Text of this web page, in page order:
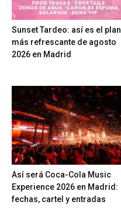
Sunset Tardeo: así es el plan
más refrescante de agosto
2026 en Madrid
Así será Coca-Cola Music
Experience 2026 en Madrid:
fechas, cartel y entradas